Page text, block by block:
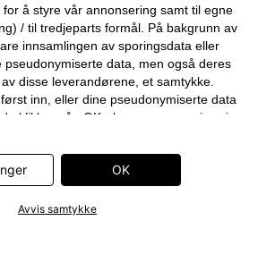
å styre vår annonsering samt til egne
/ til tredjeparts formål. På bakgrunn av
innsamlingen av sporingsdata eller
data, men også deres
disse leverandørene, et samtykke.
inn, eller dine pseudonymiserte data
klikker på «OK»-knappen som vises i
Flowbox AB, Google Ireland Ltd, Hurra
ID5 Technology Ltd, Meta Platforms
Ireland Operations Ltd, Pinterest Europe
Snap Group Ltd, TikTok Information
OK
Avvis samtykke